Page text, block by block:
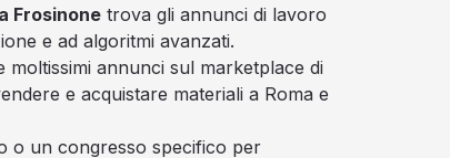
Frosinone trova gli annunci di lavoro
e ad algoritmi avanzati.
annunci sul marketplace di
e acquistare materiali a Roma e
o un congresso specifico per